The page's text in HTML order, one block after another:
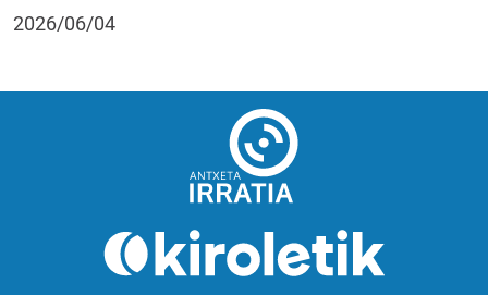
2026/06/04